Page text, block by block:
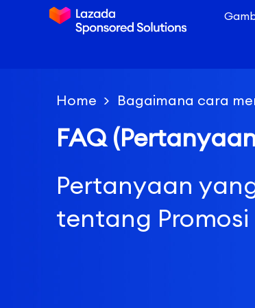
Home Bagaimana cara
FAQ
Pertanyaan
tentang